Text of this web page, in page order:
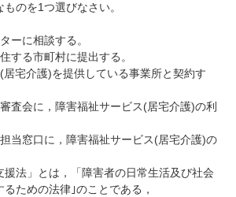
のを1つ選びなさい。
ーに相談する。
る市町村に提出する。
宅介護)を提供している事業所と契約す
査会に，障害福祉サービス(居宅介護)の利
当窓口に，障害福祉サービス(居宅介護)の
援法」とは，「障害者の日常生活及び社会
ための法律｣のことである，